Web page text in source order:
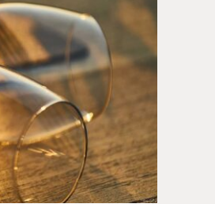
Februar –